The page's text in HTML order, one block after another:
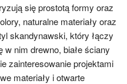
się prostotą formy oraz
naturalne materiały oraz
skandynawski, który łączy
nim drewno, białe ściany
zainteresowanie projektami
materiały i otwarte